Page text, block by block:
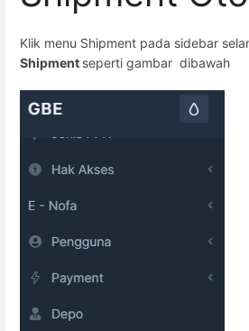
Klik menu Shipment pada sidebar
Shipment seperti gambar dibawah